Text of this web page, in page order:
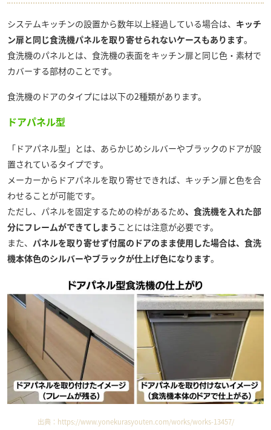
システムキッチンの設置から数年以上経過している場合は、 キッチ
ン扉と同じ食洗機パネルを取り寄せられないケースもあります。
食洗機のパネルとは、食洗機の表面をキッチン扉と同じ色・素材で
カバーする部材のことです。
食洗機のドアのタイプには以下の2種類があります。
ドアパネル型
「ドアパネル型」とは、あらかじめシルバーやブラックのドアが設
置されているタイプです。
メーカーからドアパネルを取り寄せできれば、キッチン扉と色を合
わせることが可能です。
ただし、パネルを固定するための枠があるため、食洗機を入れた部
分にフレームができてしまう ことには注意が必要です。
また、 パネルを取り寄せず付属のドアのまま使用した場合は、食洗
機本体色のシルバーやブラックが仕上げ色になります。
出典： https://www.yonekurasyouten.com/works/works-13457/